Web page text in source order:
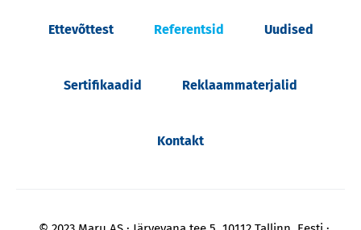
Ettevõttest Referentsid Uudised
Sertifikaadid Reklaammaterjalid
Kontakt